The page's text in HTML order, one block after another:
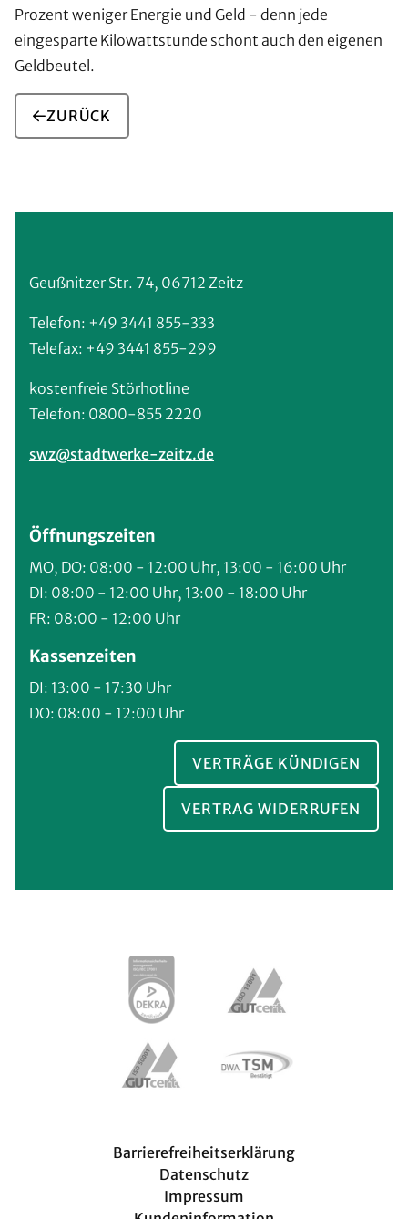
Prozent weniger Energie und Geld - denn jede
eingesparte Kilowattstunde schont auch den eigenen
Geldbeutel.
ZURÜCK
Geußnitzer Str. 74, 06712 Zeitz
Telefon: +49 3441 855-333
Telefax: +49 3441 855-299
kostenfreie Störhotline
Telefon: 0800-855 2220
swz@stadtwerke-zeitz.de
Öffnungszeiten
MO, DO: 08:00 - 12:00 Uhr, 13:00 - 16:00 Uhr
DI: 08:00 - 12:00 Uhr, 13:00 - 18:00 Uhr
FR: 08:00 - 12:00 Uhr
Kassenzeiten
DI: 13:00 - 17:30 Uhr
DO: 08:00 - 12:00 Uhr
VERTRÄGE KÜNDIGEN
VERTRAG WIDERRUFEN
Meta navigation
Barrierefreiheitserklärung
Datenschutz
Impressum